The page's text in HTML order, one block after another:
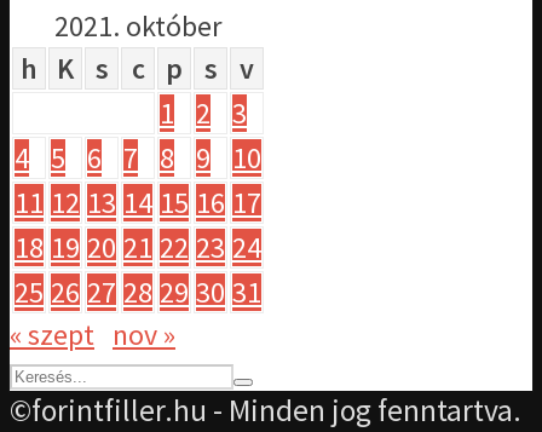
2021. október
h
K s c p s
v
1
2
3
4 5 6 7 8 9
10
11 12 13 14 15 16 17
18 19 20 21 22 23 24
25 26 27 28 29 30 31
« szept nov »
©forintfiller.hu - Minden jog fenntartva.